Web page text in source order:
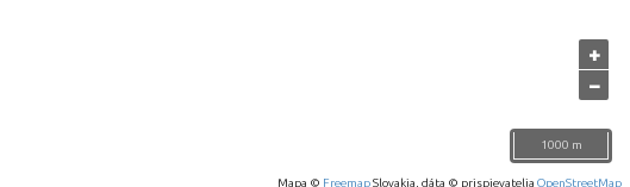
+
−
1000 m
Mapa © FreemapSlovakia, dáta © prispievatelia OpenStreetMap